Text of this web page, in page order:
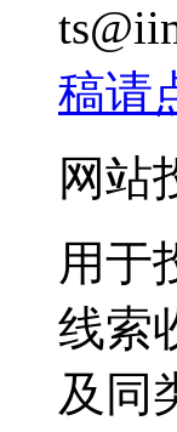
稿请
网站
用于
线索
及同